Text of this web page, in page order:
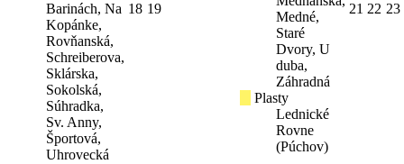
Barinách, Na
Kopánke,
Rovňanská,
Schreiberova,
Sklárska,
Sokolská,
Súhradka,
Sv. Anny,
Športová,
Uhrovecká
18 19
Medné,
Staré
Dvory, U
duba,
Záhradná
Plasty
Lednické
Rovne
(Púchov)
21 22 23